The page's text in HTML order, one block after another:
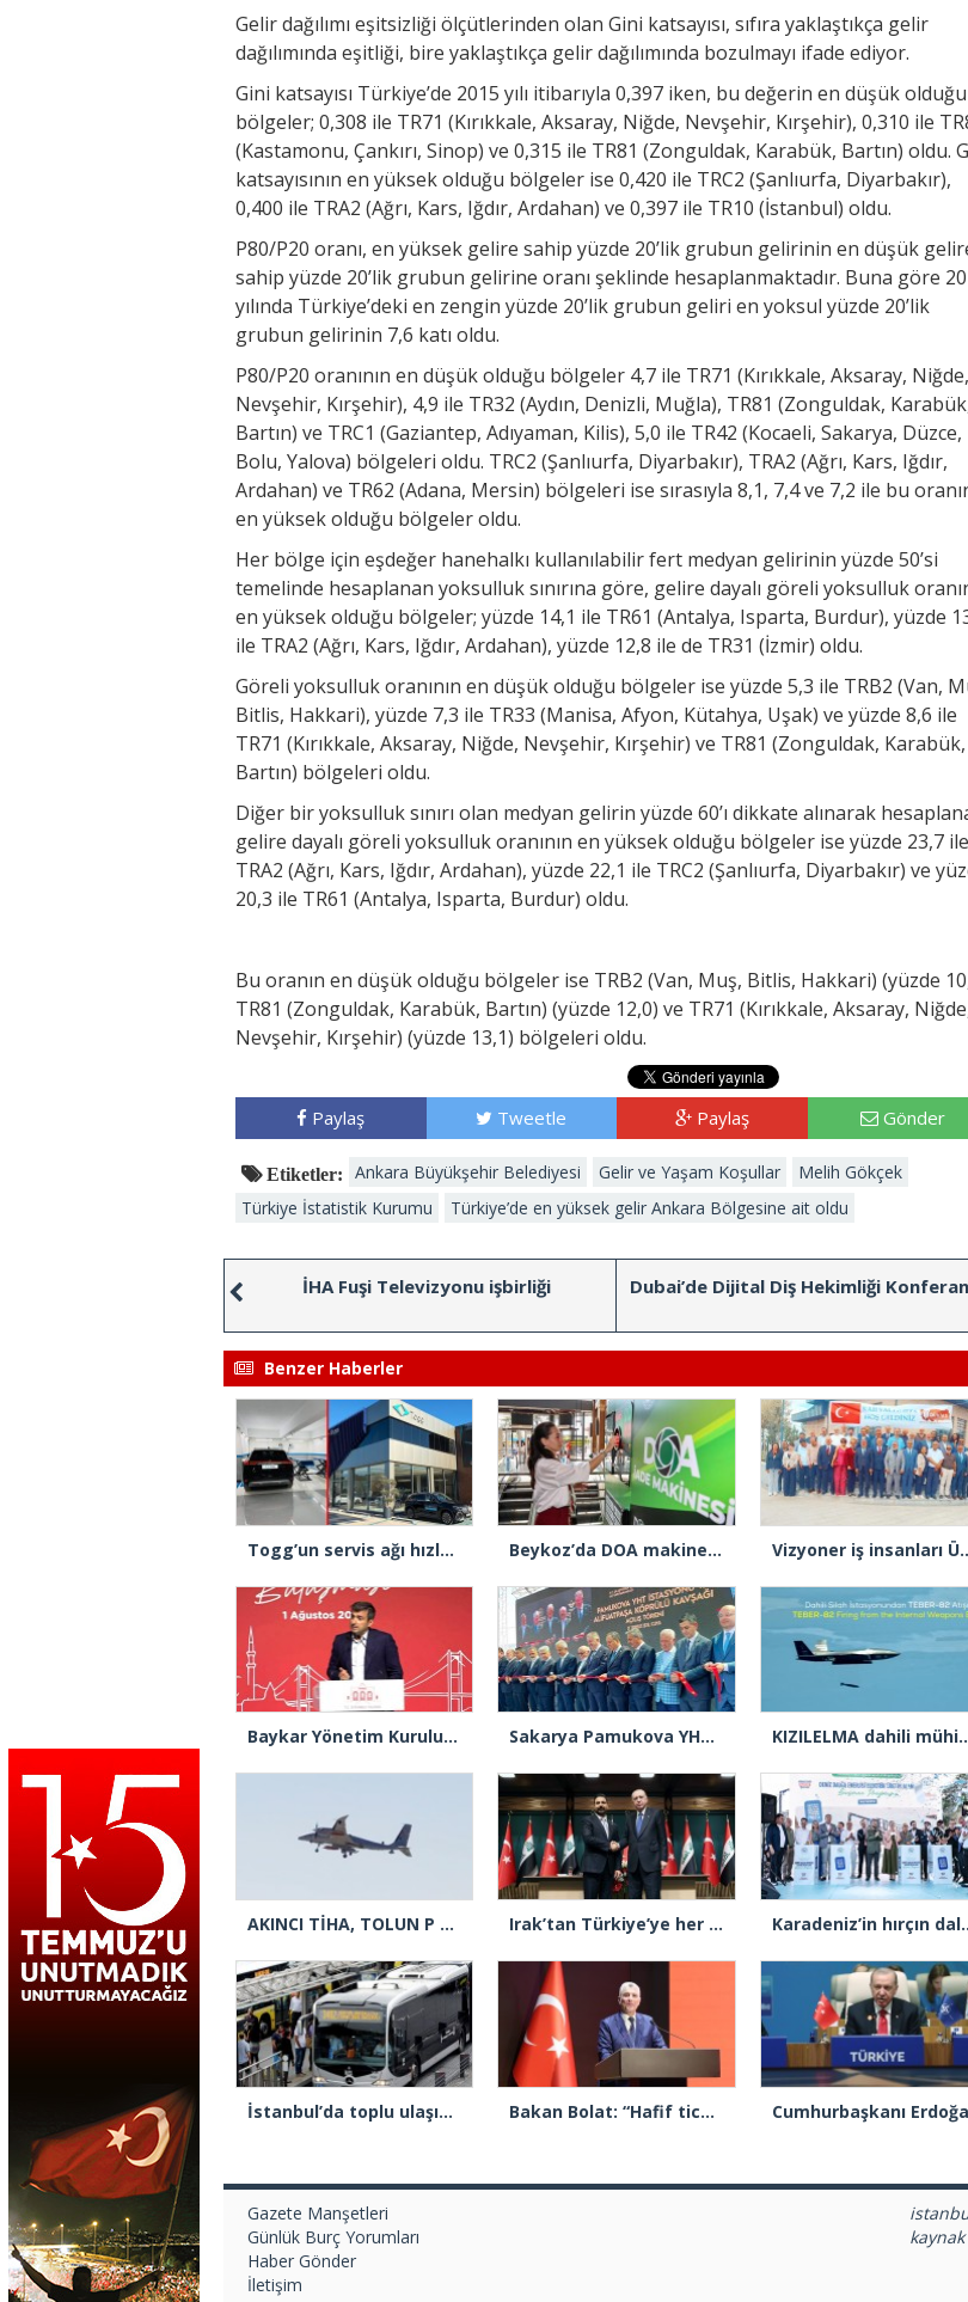
Gelir dağılımı eşitsizliği ölçütlerinden olan Gini katsayısı, sıfıra yaklaştıkça gelir
dağılımında eşitliği, bire yaklaştıkça gelir dağılımında bozulmayı ifade ediyor.
Gini katsayısı Türkiye’de 2015 yılı itibarıyla 0,397 iken, bu değerin en düşük olduğu
bölgeler; 0,308 ile TR71 (Kırıkkale, Aksaray, Niğde, Nevşehir, Kırşehir), 0,310 ile
(Kastamonu, Çankırı, Sinop) ve 0,315 ile TR81 (Zonguldak, Karabük, Bartın) oldu.
katsayısının en yüksek olduğu bölgeler ise 0,420 ile TRC2 (Şanlıurfa, Diyarbakır),
0,400 ile TRA2 (Ağrı, Kars, Iğdır, Ardahan) ve 0,397 ile TR10 (İstanbul) oldu.
P80/P20 oranı, en yüksek gelire sahip yüzde 20’lik grubun gelirinin en düşük
sahip yüzde 20’lik grubun gelirine oranı şeklinde hesaplanmaktadır. Buna göre
yılında Türkiye’deki en zengin yüzde 20’lik grubun geliri en yoksul yüzde 20’lik
grubun gelirinin 7,6 katı oldu.
P80/P20 oranının en düşük olduğu bölgeler 4,7 ile TR71 (Kırıkkale, Aksaray, Niğde,
Nevşehir, Kırşehir), 4,9 ile TR32 (Aydın, Denizli, Muğla), TR81 (Zonguldak,
Bartın) ve TRC1 (Gaziantep, Adıyaman, Kilis), 5,0 ile TR42 (Kocaeli, Sakarya, Düzce,
Bolu, Yalova) bölgeleri oldu. TRC2 (Şanlıurfa, Diyarbakır), TRA2 (Ağrı, Kars, Iğdır,
Ardahan) ve TR62 (Adana, Mersin) bölgeleri ise sırasıyla 8,1, 7,4 ve 7,2 ile bu
en yüksek olduğu bölgeler oldu.
Her bölge için eşdeğer hanehalkı kullanılabilir fert medyan gelirinin yüzde 50’si
temelinde hesaplanan yoksulluk sınırına göre, gelire dayalı göreli yoksulluk
en yüksek olduğu bölgeler; yüzde 14,1 ile TR61 (Antalya, Isparta, Burdur), yüzde
ile TRA2 (Ağrı, Kars, Iğdır, Ardahan), yüzde 12,8 ile de TR31 (İzmir) oldu.
Göreli yoksulluk oranının en düşük olduğu bölgeler ise yüzde 5,3 ile TRB2 (Van,
Bitlis, Hakkari), yüzde 7,3 ile TR33 (Manisa, Afyon, Kütahya, Uşak) ve yüzde 8,6 ile
TR71 (Kırıkkale, Aksaray, Niğde, Nevşehir, Kırşehir) ve TR81 (Zonguldak, Karabük,
Bartın) bölgeleri oldu.
Diğer bir yoksulluk sınırı olan medyan gelirin yüzde 60’ı dikkate alınarak
gelire dayalı göreli yoksulluk oranının en yüksek olduğu bölgeler ise yüzde 23,7 ile
TRA2 (Ağrı, Kars, Iğdır, Ardahan), yüzde 22,1 ile TRC2 (Şanlıurfa, Diyarbakır) ve
20,3 ile TR61 (Antalya, Isparta, Burdur) oldu.
Bu oranın en düşük olduğu bölgeler ise TRB2 (Van, Muş, Bitlis, Hakkari) (yüzde
TR81 (Zonguldak, Karabük, Bartın) (yüzde 12,0) ve TR71 (Kırıkkale, Aksaray,
Nevşehir, Kırşehir) (yüzde 13,1) bölgeleri oldu.
Paylaş Tweetle Paylaş Gönder
Etiketler: Ankara Büyükşehir Belediyesi Gelir ve Yaşam Koşullar
Melih Gökçek
Türkiye İstatistik Kurumu
Türkiye’de en yüksek gelir Ankara Bölgesine ait oldu
İHA Fuşi Televizyonu işbirliği Dubai’de Dijital Diş Hekimliği
Benzer Haberler
Togg’un servis ağı hızla büyüyor Beykoz’da DOA makineleri yaygınlaşıyor Vizyoner iş
Baykar Yönetim Kurulu Başkanı Bayraktar: “Büyük ve önemli eserler konfor alanının dışında kalmaya razı olanlar tarafından gerçekleştirildi” Sakarya Pamukova YHT istasyonu ve Alifuatpaşa Köprülü Kavşağı açılışı gerçekleşti KIZILELMA dahili mühimmat
AKINCI TİHA, TOLUN P mühimmatı ile yaptığı çifte vuruşta hedefi tam isabetle vurdu Irak’tan Türkiye’ye her gün 1 milyon varil petrol Karadeniz’in
İstanbul’da toplu ulaşıma yüzde 10 zam yapıldı Bakan Bolat: “Hafif ticari araç üretiminde Avrupa’da birinci sıradayız”
Gazete Manşetleri
Günlük Burç Yorumları
Haber Gönder
İletişim